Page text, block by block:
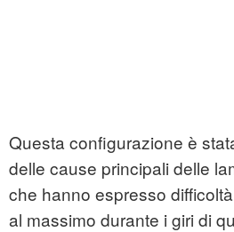
Questa configurazione è
delle cause principali delle
che hanno espresso
al massimo durante i giri di